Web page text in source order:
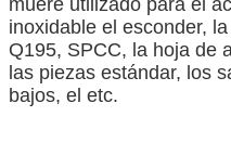
inoxidable el esconder,
Q195, SPCC, la hoja de
las piezas estándar, los
bajos, el etc.